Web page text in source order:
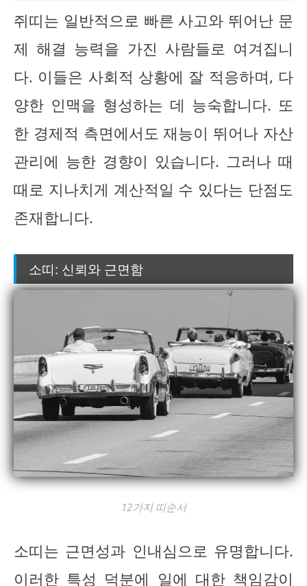
쥐띠는 일반적으로 빠른 사고와 뛰어난 문
제 해결 능력을 가진 사람들로 여겨집니
다. 이들은 사회적 상황에 잘 적응하며, 다
양한 인맥을 형성하는 데 능숙합니다. 또
한 경제적 측면에서도 재능이 뛰어나 자산
관리에 능한 경향이 있습니다. 그러나 때
때로 지나치게 계산적일 수 있다는 단점도
존재합니다.
소띠: 신뢰와 근면함
12가지 띠순서
소띠는 근면성과 인내심으로 유명합니다.
이러한 특성 덕분에 일에 대한 책임감이